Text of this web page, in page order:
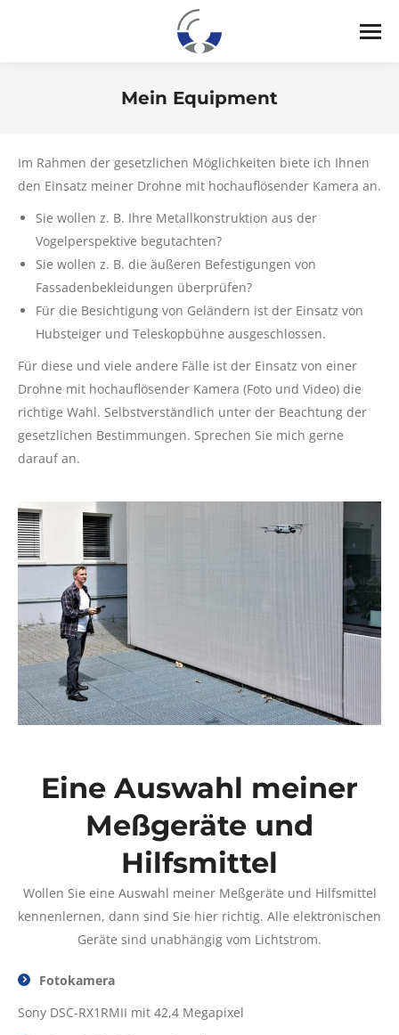
Mein Equipment
Im Rahmen der gesetzlichen Möglichkeiten biete ich Ihnen
den Einsatz meiner Drohne mit hochauflösender Kamera an.
Sie wollen z. B. Ihre Metallkonstruktion aus der
Vogelperspektive begutachten?
Sie wollen z. B. die äußeren Befestigungen von
Fassadenbekleidungen überprüfen?
Für die Besichtigung von Geländern ist der Einsatz von
Hubsteiger und Teleskopbühne ausgeschlossen.
Für diese und viele andere Fälle ist der Einsatz von einer
Drohne mit hochauflösender Kamera (Foto und Video) die
richtige Wahl. Selbstverständlich unter der Beachtung der
gesetzlichen Bestimmungen. Sprechen Sie mich gerne
darauf an.
Eine Auswahl meiner
Meßgeräte und
Hilfsmittel
Wollen Sie eine Auswahl meiner Meßgeräte und Hilfsmittel
kennenlernen, dann sind Sie hier richtig. Alle elektronischen
Geräte sind unabhängig vom Lichtstrom.
Fotokamera
Sony DSC-RX1RMII mit 42,4 Megapixel